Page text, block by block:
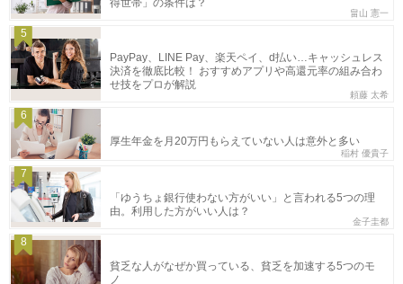
得世帯」の条件は？
畠山 憲一
5
PayPay、LINE Pay、楽天ペイ、d払い…キャッシュレス
決済を徹底比較！ おすすめアプリや高還元率の組み合わ
せ技をプロが解説
頼藤 太希
6
厚生年金を月20万円もらえていない人は意外と多い
稲村 優貴子
7
「ゆうちょ銀行使わない方がいい」と言われる5つの理
由。利用した方がいい人は？
金子圭都
8
貧乏な人がなぜか買っている、貧乏を加速する5つのモ
ノ